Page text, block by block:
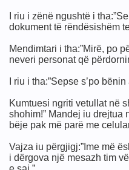
I riu i zënë ngushtë i
dokument të rëndësishëm
Mendimtari i tha:”Mirë, po
neveri personat që
I riu i tha:”Sepse s’po
Kumtuesi ngriti vetullat në
shohim!” Mandej iu drejtua
bëje pak më parë me
Vajza iu përgjigj:”Ime më
i dërgova një mesazh tim